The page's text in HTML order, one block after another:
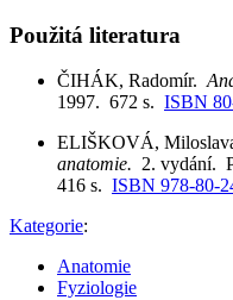
Použitá literatura
ČIHÁK, Radomír.
1997. 672 s. ISBN
ELIŠKOVÁ,
anatomie. 2. vydání.
416 s. ISBN 978-80-
Kategorie:
Anatomie
Fyziologie